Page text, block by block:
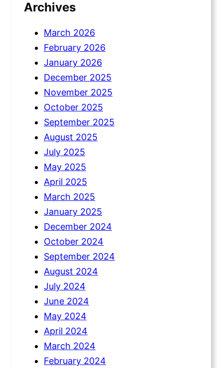
Archives
March 2026
February 2026
January 2026
December 2025
November 2025
October 2025
September 2025
August 2025
July 2025
May 2025
April 2025
March 2025
January 2025
December 2024
October 2024
September 2024
August 2024
July 2024
June 2024
May 2024
April 2024
March 2024
February 2024